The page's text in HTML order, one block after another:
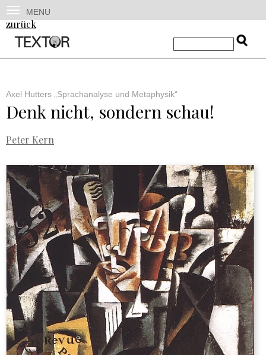
MENU
zurück
Axel Hutters „Sprachanalyse und Metaphysik“
Denk nicht, sondern schau!
Peter Kern